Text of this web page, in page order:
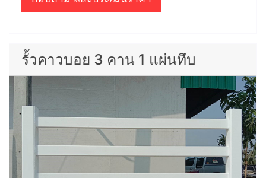
รั้วคาวบอย 3 คาน 1 แผ่นทึบ